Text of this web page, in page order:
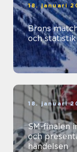
18. januari
Brons match
och statistik
18. januari
SM-finalen
och
händelsen